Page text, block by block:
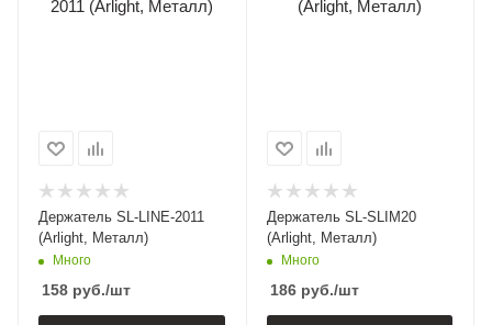
Держатель SL-LINE-2011
(Arlight, Металл)
Много
158 руб./шт
Держатель SL-SLIM20
(Arlight, Металл)
Много
186руб./шт